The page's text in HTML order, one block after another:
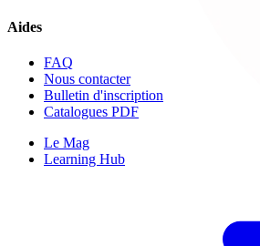
Aides
FAQ
Nous contacter
Bulletin d'inscription
Catalogues PDF
Le Mag
Learning Hub